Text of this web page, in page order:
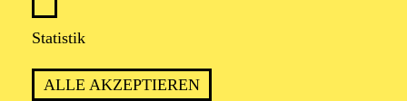
Statistik
ALLE AKZEPTIEREN
sowie im Master Dramaturgie an der Hochschule für
Schauspielhaus arbeitete sie als Dramaturgieassistentin
und ist seit 2020 als Dramaturgin auch selbstständig